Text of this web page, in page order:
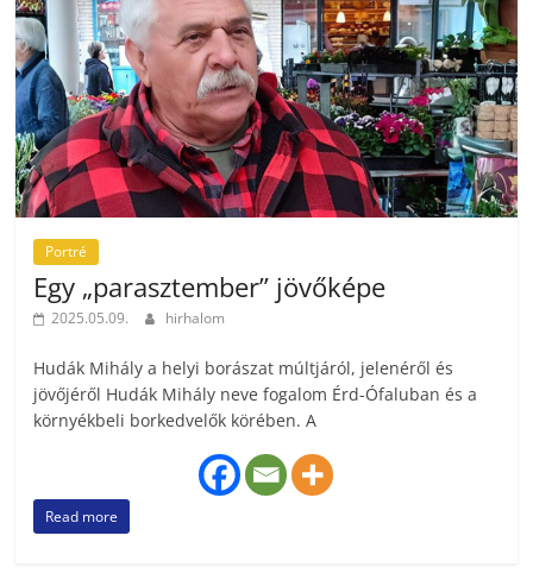
Portré
Egy „parasztember” jövőképe
2025.05.09. hirhalom
Hudák Mihály a helyi borászat múltjáról, jelenéről és
jövőjéről Hudák Mihály neve fogalom Érd-Ófaluban és a
környékbeli borkedvelők körében. A
Read more